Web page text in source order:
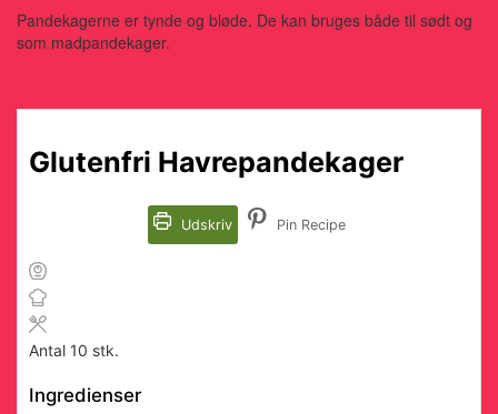
Pandekagerne er tynde og bløde. De kan bruges både til sødt og
som madpandekager.
Glutenfri Havrepandekager
Udskriv Pin Recipe
Antal 10 stk.
Ingredienser